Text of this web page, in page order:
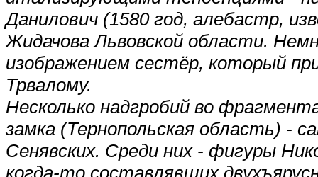
Данилович (1580 год, алебастр,
Жидачова Львовской области.
изображением сестёр, который
Трвалому.
Несколько надгробий во
замка (Тернопольская область) -
Сенявских. Среди них - фигуры
когда-то составлявших